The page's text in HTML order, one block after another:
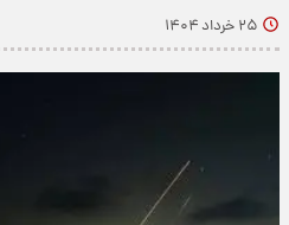
۲۵ خرداد ۱۴۰۴